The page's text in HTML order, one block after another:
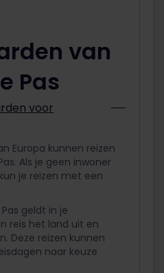
van
Pas
voor
Europa kunnen reizen
Als je geen inwoner
je reizen met een
geldt in je
reis het land uit en
Deze reizen kunnen
naar keuze